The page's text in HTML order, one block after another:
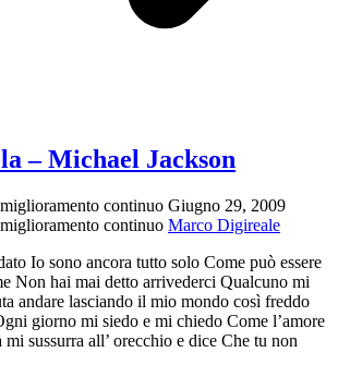
– Michael Jackson
continuo Giugno 29, 2009
continuo Marco Digireale
Io sono ancora tutto solo Come può essere
Non hai mai detto arrivederci Qualcuno mi
andare lasciando il mio mondo così freddo
giorno mi siedo e mi chiedo Come l’amore
mi sussurra all’ orecchio e dice Che tu non